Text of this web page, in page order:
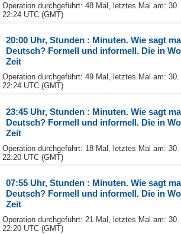
Operation durchgeführt: 48 Mal, letztes Mal am: 30.
22:24 UTC (GMT)
20:00 Uhr, Stunden : Minuten. Wie sagt
Deutsch? Formell und informell. Die in
Zeit
Operation durchgeführt: 49 Mal, letztes Mal am: 30.
22:24 UTC (GMT)
23:45 Uhr, Stunden : Minuten. Wie sagt
Deutsch? Formell und informell. Die in
Zeit
Operation durchgeführt: 18 Mal, letztes Mal am: 30.
22:20 UTC (GMT)
07:55 Uhr, Stunden : Minuten. Wie sagt
Deutsch? Formell und informell. Die in
Zeit
Operation durchgeführt: 21 Mal, letztes Mal am: 30.
22:20 UTC (GMT)